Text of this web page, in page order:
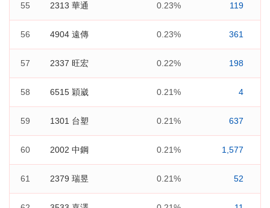
55 2313 華通 0.23% 119
56 4904 遠傳 0.23% 361
57 2337 旺宏 0.22% 198
58 6515 穎崴 0.21% 4
59 1301 台塑 0.21% 637
60 2002 中鋼 0.21% 1,577
61 2379 瑞昱 0.21% 52